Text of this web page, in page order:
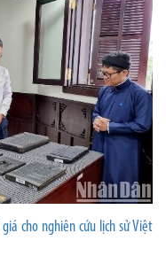
cho nghiên cứu lịch sử Việt